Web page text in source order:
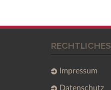
RECHTLICHES
Impressum
Datenschutz